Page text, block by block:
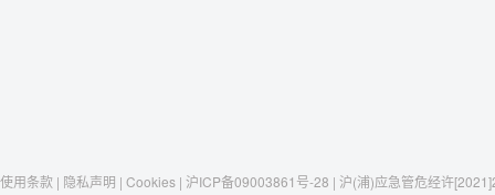
使用条款 | 隐私声明 | Cookies | 沪ICP备09003861号-28 | 沪(浦)应急管危经许